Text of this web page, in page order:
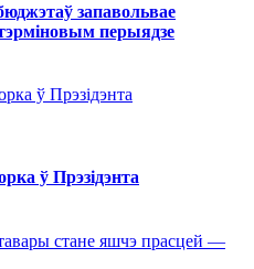
запавольвае
перыядзе
ў Прэзідэнта